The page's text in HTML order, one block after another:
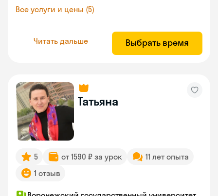
Все услуги и цены (5)
Читать дальше Выбрать время
Татьяна
5 от 1590 ₽ за урок
11 лет опыта
1 отзыв